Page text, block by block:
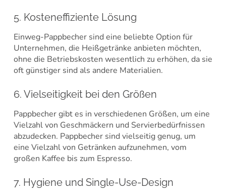
5. Kosteneffiziente Lösung
Einweg-Pappbecher sind eine beliebte Option für
Unternehmen, die Heißgetränke anbieten möchten,
ohne die Betriebskosten wesentlich zu erhöhen, da sie
oft günstiger sind als andere Materialien.
6. Vielseitigkeit bei den Größen
Pappbecher gibt es in verschiedenen Größen, um eine
Vielzahl von Geschmäckern und Servierbedürfnissen
abzudecken. Pappbecher sind vielseitig genug, um
eine Vielzahl von Getränken aufzunehmen, vom
großen Kaffee bis zum Espresso.
7. Hygiene und Single-Use-Design